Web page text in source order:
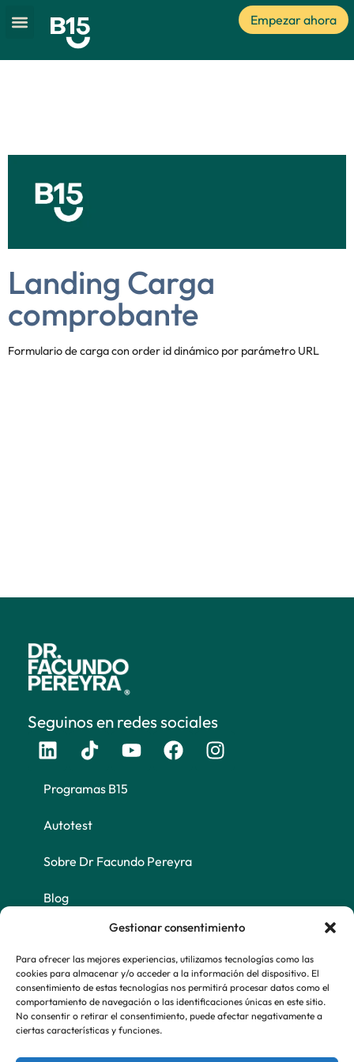
Gestionar consentimiento
Para ofrecer las mejores experiencias, utilizamos tecnologías como las
cookies para almacenar y/o acceder a la información del dispositivo. El
consentimiento de estas tecnologías nos permitirá procesar datos como el
comportamiento de navegación o las identificaciones únicas en este sitio.
No consentir o retirar el consentimiento, puede afectar negativamente a
ciertas características y funciones.
Empezar ahora
Landing Carga
comprobante
Formulario de carga con order id dinámico por parámetro URL
Seguinos en redes sociales
Programas B15
Autotest
Sobre Dr Facundo Pereyra
Blog
Política de Privacidad
Información de Contacto
Teléfono
Atención: +54 9 299 588-0652